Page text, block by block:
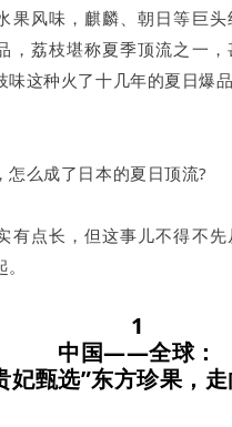
果风味，麒麟、朝日等巨
，荔枝堪称夏季顶流之一
味这种火了十几年的夏日爆品
怎么成了日本的夏日顶流?
有点长，但这事儿不得不
1
中国——全球：
妃甄选”东方珍果，